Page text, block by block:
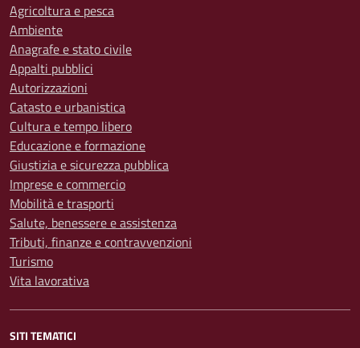
Agricoltura e pesca
Ambiente
Anagrafe e stato civile
Appalti pubblici
Autorizzazioni
Catasto e urbanistica
Cultura e tempo libero
Educazione e formazione
Giustizia e sicurezza pubblica
Imprese e commercio
Mobilità e trasporti
Salute, benessere e assistenza
Tributi, finanze e contravvenzioni
Turismo
Vita lavorativa
SITI TEMATICI